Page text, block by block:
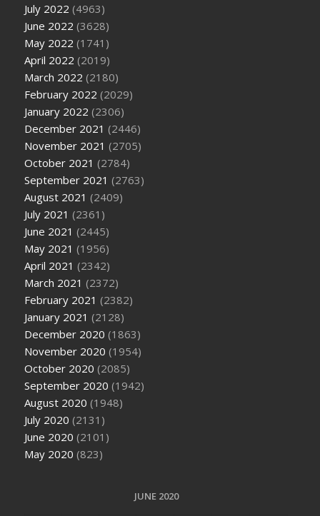
July 2022 (4963)
June 2022 (3628)
May 2022 (1741)
April 2022 (2019)
March 2022 (2180)
February 2022 (2029)
January 2022 (2306)
December 2021 (2446)
November 2021 (2705)
October 2021 (2784)
September 2021 (2763)
August 2021 (2409)
July 2021 (2361)
June 2021 (2445)
May 2021 (1956)
April 2021 (2342)
March 2021 (2372)
February 2021 (2382)
January 2021 (2128)
December 2020 (1863)
November 2020 (1954)
October 2020 (2085)
September 2020 (1942)
August 2020 (1948)
July 2020 (2131)
June 2020 (2101)
May 2020 (823)
JUNE 2020